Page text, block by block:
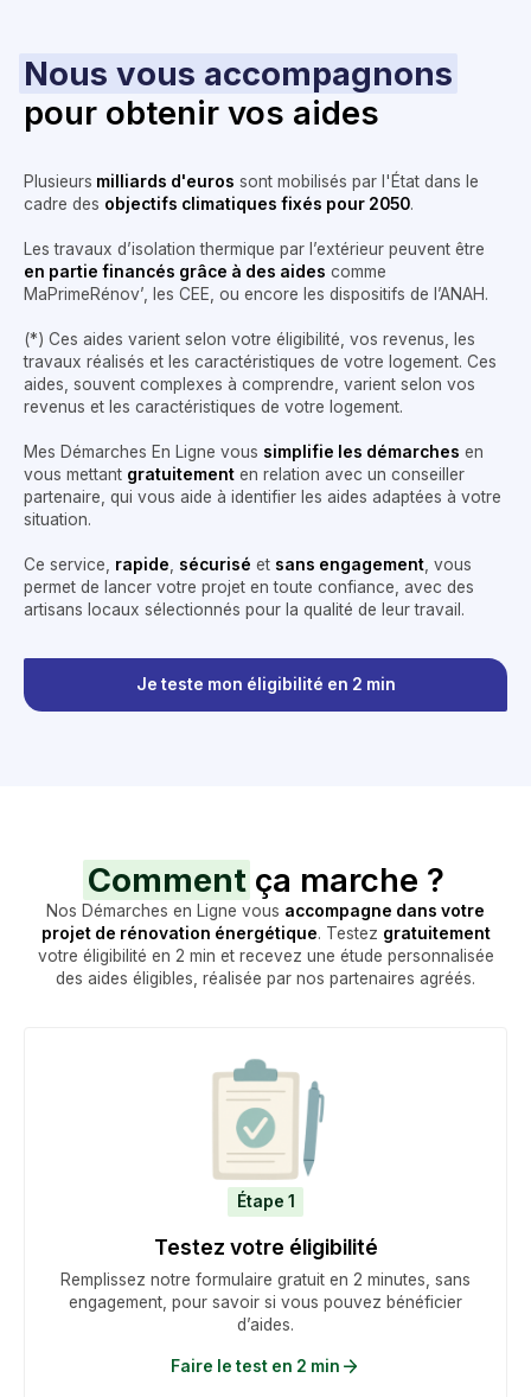
Nous vous accompagnons
pour obtenir vos aides
Plusieurs milliards d'euros sont mobilisés par l'État dans le
cadre des objectifs climatiques fixés pour 2050.
Les travaux d’isolation thermique par l’extérieur peuvent être
en partie financés grâce à des aides comme
MaPrimeRénov’, les CEE, ou encore les dispositifs de l’ANAH.
(*) Ces aides varient selon votre éligibilité, vos revenus, les
travaux réalisés et les caractéristiques de votre logement. Ces
aides, souvent complexes à comprendre, varient selon vos
revenus et les caractéristiques de votre logement.
Mes Démarches En Ligne vous simplifie les démarches en
vous mettant gratuitementen relation avec un conseiller
partenaire, qui vous aide à identifier les aides adaptées à votre
situation.
Ce service, rapide sécurisé et sans engagement, vous
permet de lancer votre projet en toute confiance, avec des
artisans locaux sélectionnés pour la qualité de leur travail.
Je teste mon éligibilité en 2 min
Commentça marche ?
Nos Démarches en Ligne vous accompagne dans votre
projet de rénovation énergétique. Testez gratuitement
votre éligibilité en 2 min et recevez une étude personnalisée
des aides éligibles, réalisée par nos partenaires agréés.
Étape 1
Testez votre éligibilité
Remplissez notre formulaire gratuit en 2 minutes, sans
engagement, pour savoir si vous pouvez bénéficier
d’aides.
Faire le test en 2 min